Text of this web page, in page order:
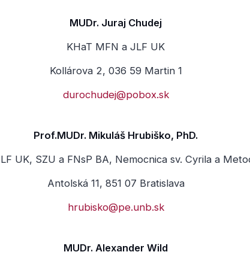
MUDr. Juraj Chudej
KHaT MFN a JLF UK
Kollárova 2, 036 59 Martin 1
durochudej@pobox.sk
Prof.MUDr. Mikuláš Hrubiško, PhD.
UK, SZU a FNsP BA, Nemocnica sv. Cyrila a
Antolská 11, 851 07 Bratislava
hrubisko@pe.unb.sk
MUDr. Alexander Wild